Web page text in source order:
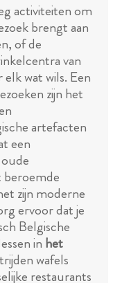
activiteiten om
brengt aan
of de
van
wat wils. Een
zijn het
artefacten
een
zijn moderne
ervoor dat je
Belgische
in het
wafels
restaurants